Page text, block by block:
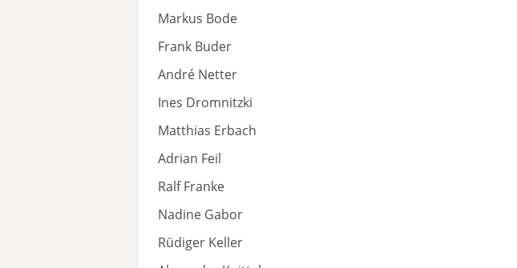
Markus Bode
Frank Buder
André Netter
Ines Dromnitzki
Matthias Erbach
Adrian Feil
Ralf Franke
Nadine Gabor
Rüdiger Keller